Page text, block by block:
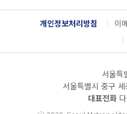
g
l
e
l
개인정보처리방침 이
서울특
서울특별시 중구
대표전화